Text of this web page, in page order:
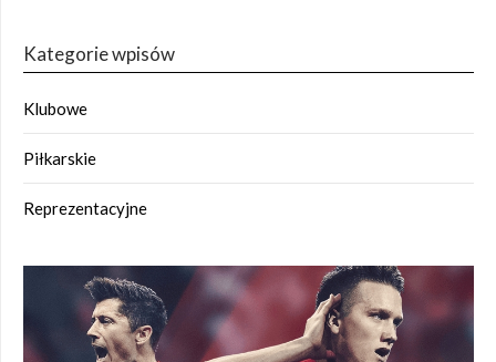
Kategorie wpisów
Klubowe
Piłkarskie
Reprezentacyjne